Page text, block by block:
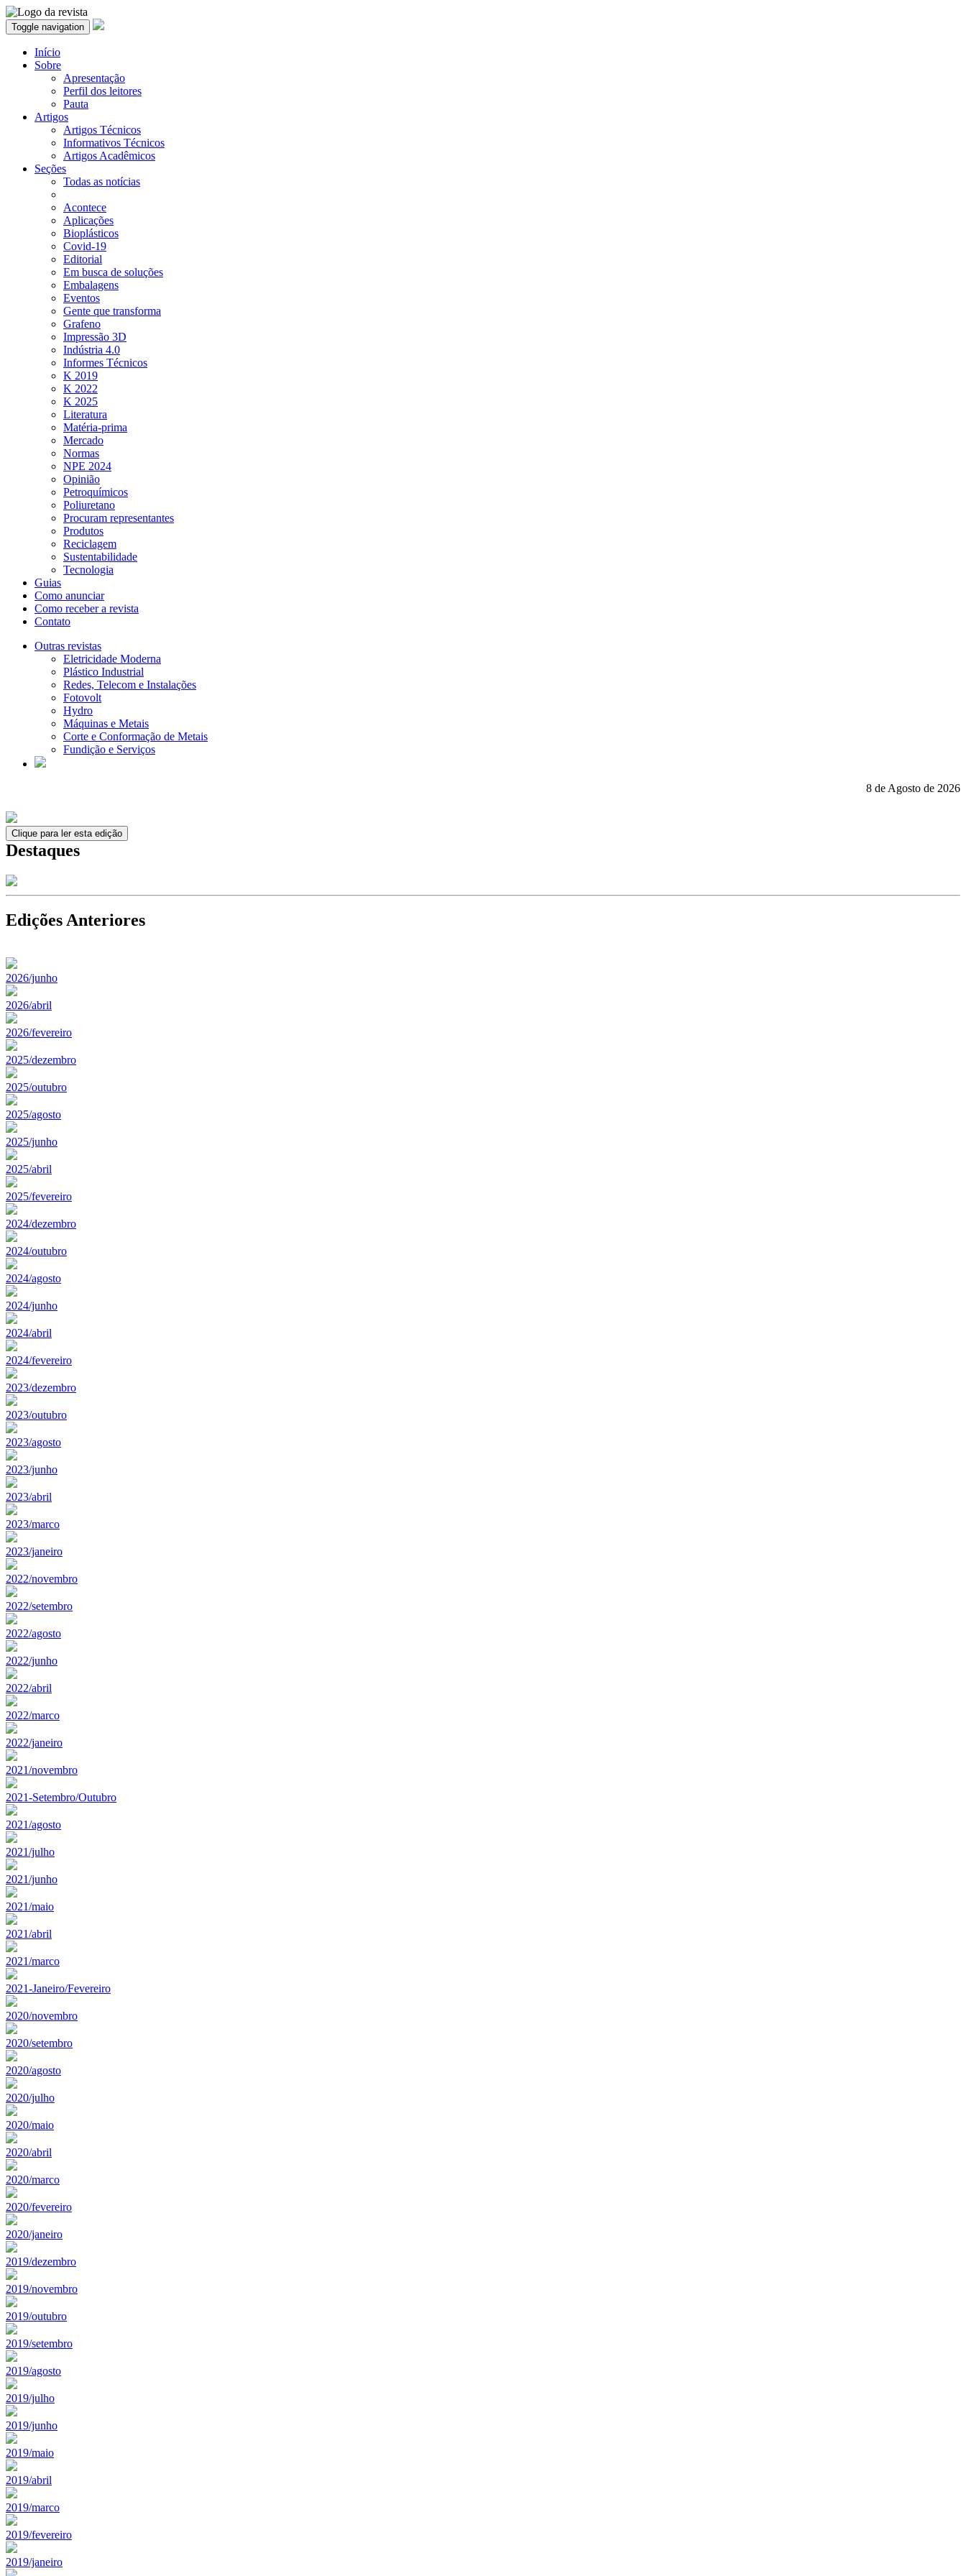
Toggle navigation
Início
Sobre
Apresentação
Perfil dos leitores
Pauta
Artigos
Artigos Técnicos
Informativos Técnicos
Artigos Acadêmicos
Seções
Todas as notícias
Acontece
Aplicações
Bioplásticos
Covid-19
Editorial
Em busca de soluções
Embalagens
Eventos
Gente que transforma
Grafeno
Impressão 3D
Indústria 4.0
Informes Técnicos
K 2019
K 2022
K 2025
Literatura
Matéria-prima
Mercado
Normas
NPE 2024
Opinião
Petroquímicos
Poliuretano
Procuram representantes
Produtos
Reciclagem
Sustentabilidade
Tecnologia
Guias
Como anunciar
Como receber a revista
Contato
Outras revistas
Eletricidade Moderna
Plástico Industrial
Redes, Telecom e Instalações
Fotovolt
Hydro
Máquinas e Metais
Corte e Conformação de Metais
Fundição e Serviços
8 de Agosto de 2026
Clique para ler esta edição
Destaques
Edições Anteriores
2026/junho
2026/abril
2026/fevereiro
2025/dezembro
2025/outubro
2025/agosto
2025/junho
2025/abril
2025/fevereiro
2024/dezembro
2024/outubro
2024/agosto
2024/junho
2024/abril
2024/fevereiro
2023/dezembro
2023/outubro
2023/agosto
2023/junho
2023/abril
2023/marco
2023/janeiro
2022/novembro
2022/setembro
2022/agosto
2022/junho
2022/abril
2022/marco
2022/janeiro
2021/novembro
2021-Setembro/Outubro
2021/agosto
2021/julho
2021/junho
2021/maio
2021/abril
2021/marco
2021-Janeiro/Fevereiro
2020/novembro
2020/setembro
2020/agosto
2020/julho
2020/maio
2020/abril
2020/marco
2020/fevereiro
2020/janeiro
2019/dezembro
2019/novembro
2019/outubro
2019/setembro
2019/agosto
2019/julho
2019/junho
2019/maio
2019/abril
2019/marco
2019/fevereiro
2019/janeiro